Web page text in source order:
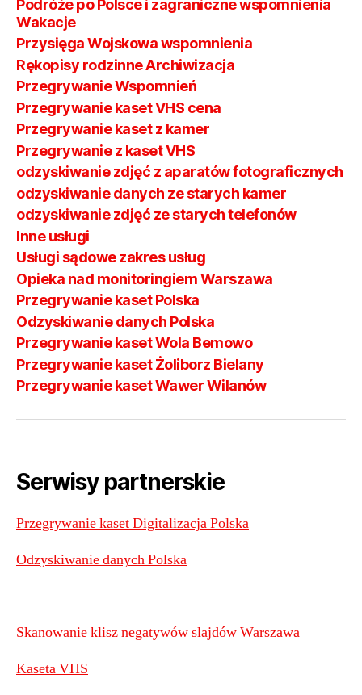
Podróże po Polsce i zagraniczne wspomnienia
Wakacje
Przysięga Wojskowa wspomnienia
Rękopisy rodzinne Archiwizacja
Przegrywanie Wspomnień
Przegrywanie kaset VHS cena
Przegrywanie kaset z kamer
Przegrywanie z kaset VHS
odzyskiwanie zdjęć z aparatów fotograficznych
odzyskiwanie danych ze starych kamer
odzyskiwanie zdjęć ze starych telefonów
Inne usługi
Usługi sądowe zakres usług
Opieka nad monitoringiem Warszawa
Przegrywanie kaset Polska
Odzyskiwanie danych Polska
Przegrywanie kaset Wola Bemowo
Przegrywanie kaset Żoliborz Bielany
Przegrywanie kaset Wawer Wilanów
Serwisy partnerskie
Przegrywanie kaset Digitalizacja Polska
Odzyskiwanie danych Polska
Skanowanie klisz negatywów slajdów Warszawa
Kaseta VHS